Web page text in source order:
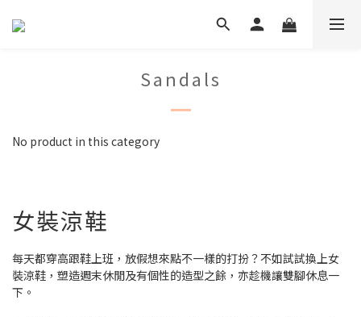
Sandals
No product in this category
女裝涼鞋
每天都穿高跟鞋上班，放假想來點不一樣的打扮？不如試試換上女
裝涼鞋，塑造週末休閒及有個性的造型之餘，亦趁機讓雙腳休息一
下。